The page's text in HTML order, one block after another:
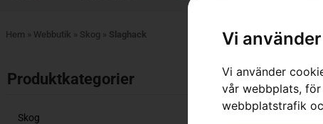
Vi
Vi använder
vår webbplats,
webbplatstrafik
Hem » Webbutik » Skog » Slaghack
Produktkategorier​
Skog
Endast ett